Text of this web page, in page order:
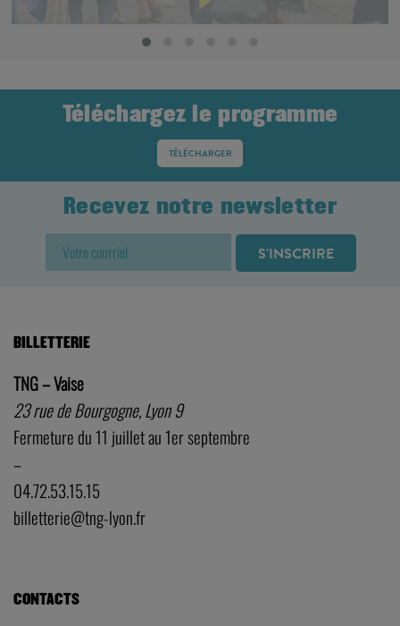
Téléchargez le programme
TÉLÉCHARGER
Recevez notre newsletter
BILLETTERIE
TNG – Vaise
23 rue de Bourgogne, Lyon 9
Fermeture du 11 juillet au 1er septembre
–
04.72.53.15.15
billetterie@tng-lyon.fr
CONTACTS